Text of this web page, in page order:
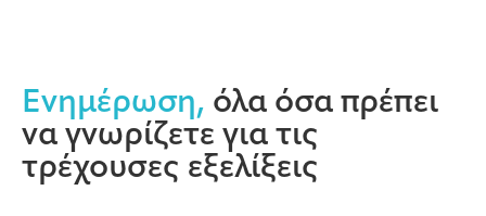
Ενημέρωση, όλα όσα πρέπει
να γνωρίζετε για τις
τρέχουσες εξελίξεις